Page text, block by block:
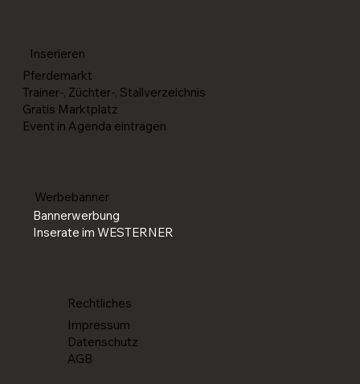
Championships in Givrins (SUI) selektioniert
Rechtliches
Impressum
Datenschutz
AGB
Inserieren
Pferdemarkt
Trainer-, Züchter-, Stallverzeichnis
Gratis Marktplatz
Event in Agenda eintragen
Werbebanner
Bannerwerbung
Inserate im WESTERNER